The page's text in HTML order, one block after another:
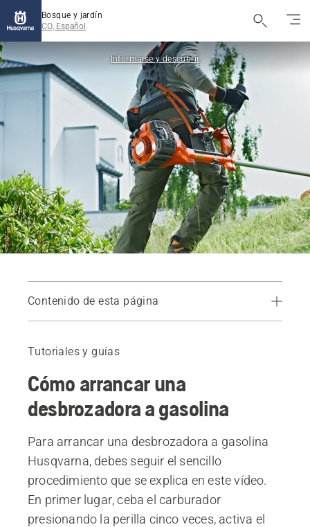
Bosque y jardín
CO, Español
Informarse y descubrir
Contenido de esta página
Tutoriales y guías
Cómo arrancar una
desbrozadora a gasolina
Para arrancar una desbrozadora a gasolina
Husqvarna, debes seguir el sencillo
procedimiento que se explica en este vídeo.
En primer lugar, ceba el carburador
presionando la perilla cinco veces, activa el